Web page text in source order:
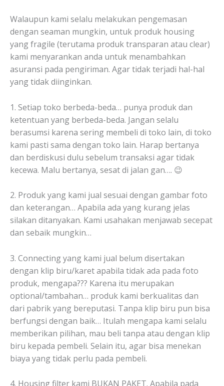
Walaupun kami selalu melakukan pengemasan
dengan seaman mungkin, untuk produk housing
yang fragile (terutama produk transparan atau clear)
kami menyarankan anda untuk menambahkan
asuransi pada pengiriman. Agar tidak terjadi hal-hal
yang tidak diinginkan.
1. Setiap toko berbeda-beda… punya produk dan
ketentuan yang berbeda-beda. Jangan selalu
berasumsi karena sering membeli di toko lain, di toko
kami pasti sama dengan toko lain. Harap bertanya
dan berdiskusi dulu sebelum transaksi agar tidak
kecewa. Malu bertanya, sesat di jalan gan…. 😉
2. Produk yang kami jual sesuai dengan gambar foto
dan keterangan… Apabila ada yang kurang jelas
silakan ditanyakan. Kami usahakan menjawab secepat
dan sebaik mungkin…
3. Connecting yang kami jual belum disertakan
dengan klip biru/karet apabila tidak ada pada foto
produk, mengapa??? Karena itu merupakan
optional/tambahan… produk kami berkualitas dan
dari pabrik yang bereputasi. Tanpa klip biru pun bisa
berfungsi dengan baik… Itulah mengapa kami selalu
memberikan pilihan, mau beli tanpa atau dengan klip
biru kepada pembeli. Selain itu, agar bisa menekan
biaya yang tidak perlu pada pembeli.
4. Housing filter kami BUKAN PAKET. Apabila pada